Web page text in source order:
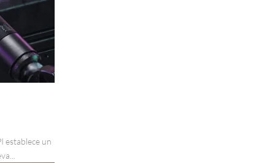
establece un